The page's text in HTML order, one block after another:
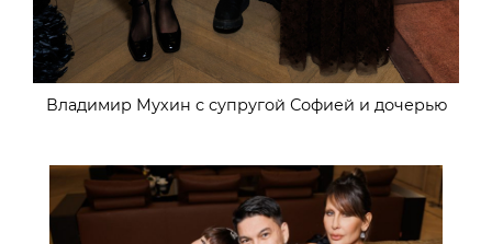
Владимир Мухин с супругой Софией и дочерью